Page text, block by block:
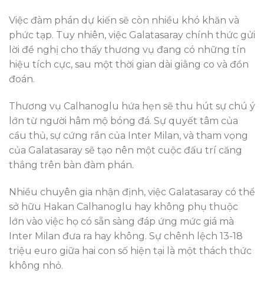
Việc đàm phán dự kiến sẽ còn nhiều khó khăn và
phức tạp. Tuy nhiên, việc Galatasaray chính thức gửi
lời đề nghị cho thấy thương vụ đang có những tín
hiệu tích cực, sau một thời gian dài giằng co và đồn
đoán.
Thương vụ Calhanoglu hứa hẹn sẽ thu hút sự chú ý
lớn từ người hâm mộ bóng đá. Sự quyết tâm của
cầu thủ, sự cứng rắn của Inter Milan, và tham vọng
của Galatasaray sẽ tạo nên một cuộc đấu trí căng
thẳng trên bàn đàm phán.
Nhiều chuyên gia nhận định, việc Galatasaray có thể
sở hữu Hakan Calhanoglu hay không phụ thuộc
lớn vào việc họ có sẵn sàng đáp ứng mức giá mà
Inter Milan đưa ra hay không. Sự chênh lệch 13-18
triệu euro giữa hai con số hiện tại là một thách thức
không nhỏ.